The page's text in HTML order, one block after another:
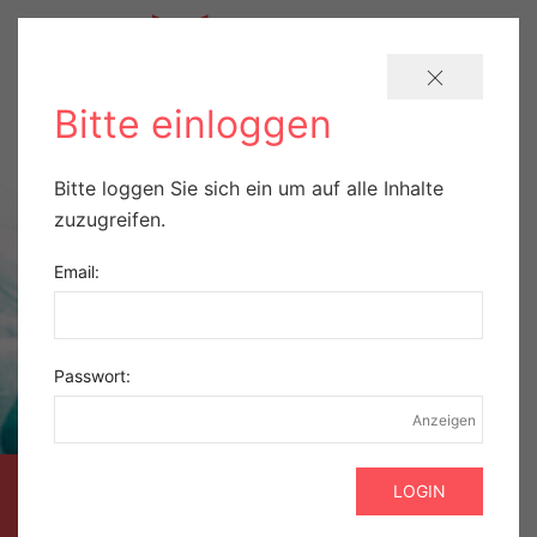
AUSZUG AUS DER
Bitte einloggen
Bitte loggen Sie sich ein um auf alle Inhalte
zuzugreifen.
Email:
Passwort:
Anzeigen